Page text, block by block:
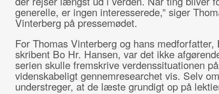
generelle, er ingen interesserede,” siger
Vinterberg på pressemødet.
For Thomas Vinterberg og hans medforfatter,
skribent Bo Hr. Hansen, var det ikke
serien skulle fremskrive verdenssituationen på
videnskabeligt gennemresearchet vis. Selv
understreger, at de læste grundigt op på